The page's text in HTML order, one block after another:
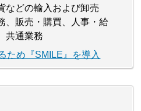
などの輸入および卸売
、販売・購買、人事・給
共通業務
ため『SMILE』を導入